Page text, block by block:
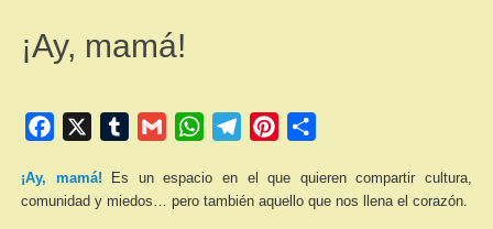
¡Ay, mamá!
Facebook TumblrGmail WhatsAppTelegramPinterest
¡Ay, mamá! Es un espacio en el que quieren compartir cultura,
comunidad y miedos… pero también aquello que nos llena el corazón.